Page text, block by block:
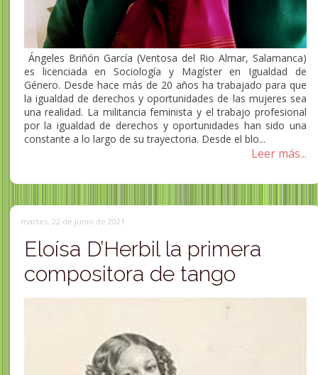
Ángeles Briñón García (Ventosa del Rio Almar, Salamanca)
es licenciada en Sociología y Magíster en Igualdad de
Género. Desde hace más de 20 años ha trabajado para que
la igualdad de derechos y oportunidades de las mujeres sea
una realidad. La militancia feminista y el trabajo profesional
por la igualdad de derechos y oportunidades han sido una
constante a lo largo de su trayectoria. Desde el blo...
Leer más...
martes, 22 de junio de 2021
Eloísa D’Herbil la primera
compositora de tango